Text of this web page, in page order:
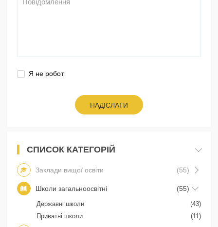
Я не робот
НАДІСЛАТИ
СПИСОК КАТЕГОРІЙ
Заклади вищої освіти (55)
Школи загальноосвітні (55)
Державні школи
(43)
Приватні школи
(11)